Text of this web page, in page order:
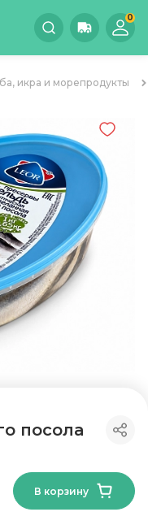
0
икра и морепродукты
посола
В корзину